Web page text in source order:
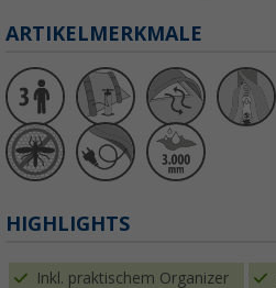
ARTIKELMERKMALE
HIGHLIGHTS
Inkl. praktischem Organizer